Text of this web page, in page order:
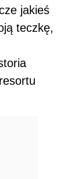
jakieś
teczkę,